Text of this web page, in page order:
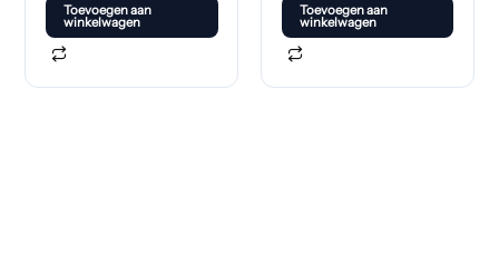
Toevoegen aan
winkelwagen
Toevoegen aan
winkelwagen